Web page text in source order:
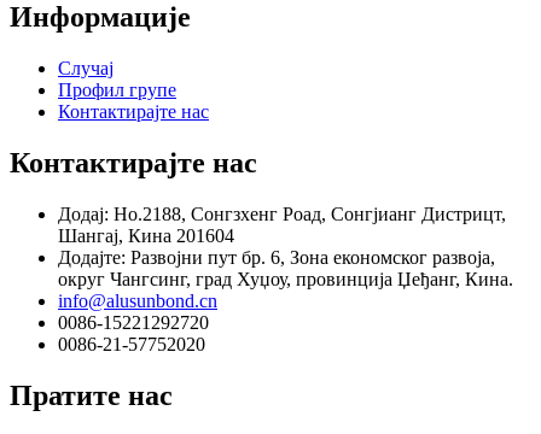
Информације
Случај
Профил групе
Контактирајте нас
Контактирајте нас
Додај: Но.2188, Сонгзхенг Роад, Сонгјианг Дистрицт,
Шангај, Кина 201604
Додајте: Развојни пут бр. 6, Зона економског развоја,
округ Чангсинг, град Хуџоу, провинција Џеђанг, Кина.
info@alusunbond.cn
0086-15221292720
0086-21-57752020
Пратите нас